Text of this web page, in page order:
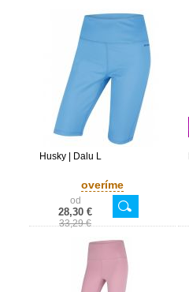
Husky | Dalu L
overíme
od
28,30 €
33,29 €